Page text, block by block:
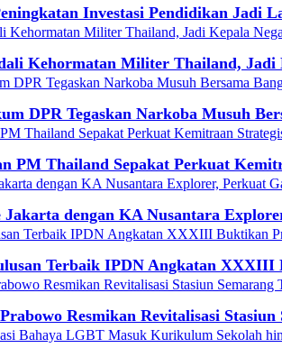
Investasi Pendidikan Jadi
Kehormatan Militer Thailand, Jadi
DPR Tegaskan Narkoba Musuh
PM Thailand Sepakat Perkuat
dengan KA Nusantara
Terbaik IPDN Angkatan
Resmikan Revitalisasi Stasiun